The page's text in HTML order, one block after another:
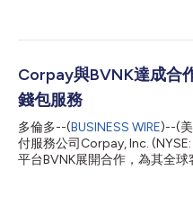
伴。 透過此次合作，Fever在
創新解決方案，協助管理日常
Cross-Border Solutions行銷長
球現場娛樂和活動票務技術的
家官方外匯合作夥伴。此次合
業支付和貨幣風險管理解決方
全球合作夥伴計畫擴充到了活
擴大全球業務的過程中為其提
Corpay與BVNK達成合
錢包服務
多倫多--(BUSINESS WIRE)--(
付服務公司Corpay, Inc.
平台BVNK展開合作，為其全